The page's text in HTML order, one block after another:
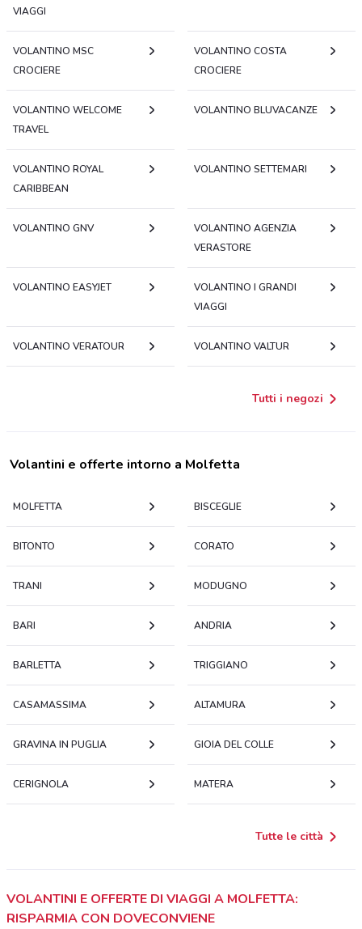
VIAGGI
VOLANTINO MSC
CROCIERE
VOLANTINO COSTA
CROCIERE
VOLANTINO WELCOME
TRAVEL
VOLANTINO BLUVACANZE
VOLANTINO ROYAL
CARIBBEAN
VOLANTINO SETTEMARI
VOLANTINO GNV
VOLANTINO AGENZIA
VERASTORE
VOLANTINO EASYJET
VOLANTINO I GRANDI
VIAGGI
VOLANTINO VERATOUR VOLANTINO VALTUR
Tutti i negozi
Volantini e offerte intorno a Molfetta
MOLFETTA BISCEGLIE
BITONTO CORATO
TRANI MODUGNO
BARI ANDRIA
BARLETTA TRIGGIANO
CASAMASSIMA ALTAMURA
GRAVINA IN PUGLIA GIOIA DEL COLLE
CERIGNOLA MATERA
Tutte le città
VOLANTINI E OFFERTE DI VIAGGI A MOLFETTA:
RISPARMIA CON DOVECONVIENE